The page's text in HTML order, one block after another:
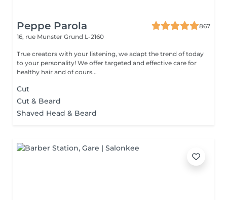
Peppe Parola
867
16, rue Munster Grund L-2160
True creators with your listening, we adapt the trend of today
to your personality! We offer targeted and effective care for
healthy hair and of cours...
Cut
Cut & Beard
Shaved Head & Beard